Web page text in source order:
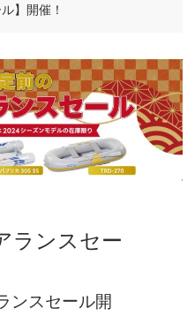
】開催！
ランスセー
スセール開